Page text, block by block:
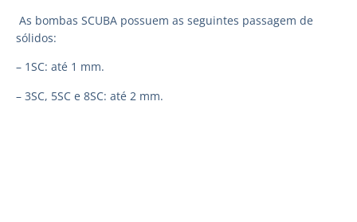
As bombas SCUBA possuem as seguintes passagem de
sólidos:
– 1SC: até 1 mm.
– 3SC, 5SC e 8SC: até 2 mm.